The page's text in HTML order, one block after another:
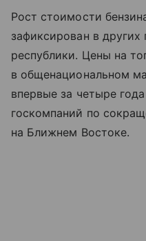
Рост стоимости
зафиксирован в
республики. Цены на
в общенациональном
впервые за четыре
госкомпаний по
на Ближнем Востоке.